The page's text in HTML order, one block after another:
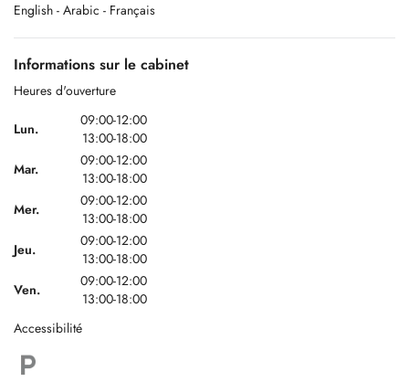
English - Arabic - Français
Informations sur le cabinet
Heures d'ouverture
Lun.
09:00-12:00
13:00-18:00
Mar.
09:00-12:00
13:00-18:00
Mer.
09:00-12:00
13:00-18:00
Jeu.
09:00-12:00
13:00-18:00
Ven.
09:00-12:00
13:00-18:00
Accessibilité